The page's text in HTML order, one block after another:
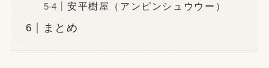
安平樹屋（アンピンシュウウー）
まとめ